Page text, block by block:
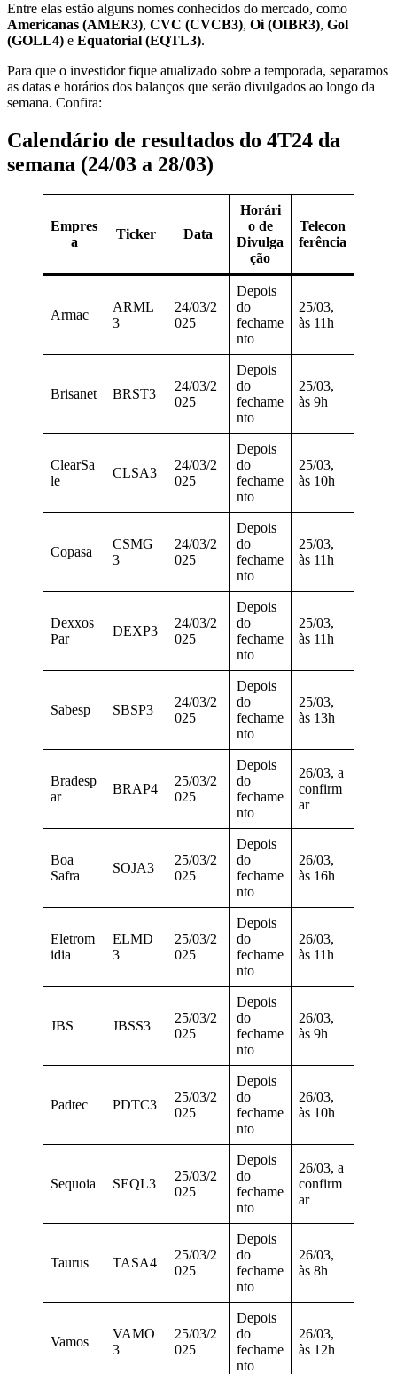
Entre elas estão alguns nomes conhecidos do mercado, como
Americanas (AMER3), CVC (CVCB3), Oi (OIBR3), Gol
(GOLL4) e Equatorial (EQTL3).
Para que o investidor fique atualizado sobre a temporada, separamos
as datas e horários dos balanços que serão divulgados ao longo da
semana. Confira:
Calendário de resultados do 4T24 da
semana (24/03 a 28/03)
Empres
a
Ticker Data
Horári
o de
Divulga
ção
Telecon
ferência
Armac
ARML
3
24/03/2
025
Depois
do
fechame
nto
25/03,
às 11h
Brisanet BRST3
24/03/2
025
Depois
do
fechame
nto
25/03,
às 9h
ClearSa
le
CLSA3
24/03/2
025
Depois
do
fechame
nto
25/03,
às 10h
Copasa
CSMG
3
24/03/2
025
Depois
do
fechame
nto
25/03,
às 11h
Dexxos
Par
DEXP3
24/03/2
025
Depois
do
fechame
nto
25/03,
às 11h
Sabesp SBSP3
24/03/2
025
Depois
do
fechame
nto
25/03,
às 13h
Bradesp
ar
BRAP4
25/03/2
025
Depois
do
fechame
nto
26/03, a
confirm
ar
Boa
Safra
SOJA3
25/03/2
025
Depois
do
fechame
nto
26/03,
às 16h
Eletrom
idia
ELMD
3
25/03/2
025
Depois
do
fechame
nto
26/03,
às 11h
JBS JBSS3
25/03/2
025
Depois
do
fechame
nto
26/03,
às 9h
Padtec PDTC3
25/03/2
025
Depois
do
fechame
nto
26/03,
às 10h
Sequoia SEQL3
25/03/2
025
Depois
do
fechame
nto
26/03, a
confirm
ar
Taurus TASA4
25/03/2
025
Depois
do
fechame
nto
26/03,
às 8h
Vamos
VAMO
3
25/03/2
025
Depois
do
fechame
nto
26/03,
às 12h